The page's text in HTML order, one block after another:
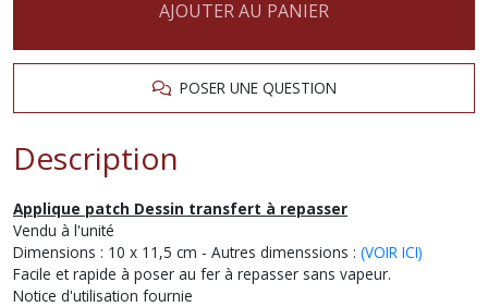
AJOUTER AU PANIER
POSER UNE QUESTION
Description
Applique patch Dessin transfert à repasser
Vendu à l'unité
Dimensions : 10 x 11,5 cm - Autres dimenssions : (VOIR ICI)
Facile et rapide à poser au fer à repasser sans vapeur.
Notice d'utilisation fournie